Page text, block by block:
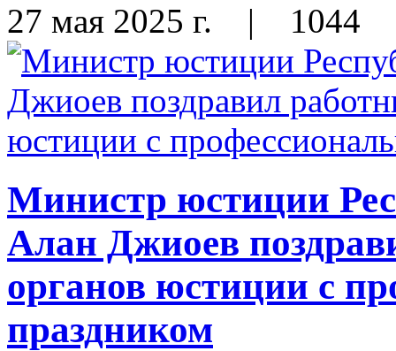
27 мая 2025 г. | 1044
Министр юстиции
Алан Джиоев
органов юстиции с
праздником